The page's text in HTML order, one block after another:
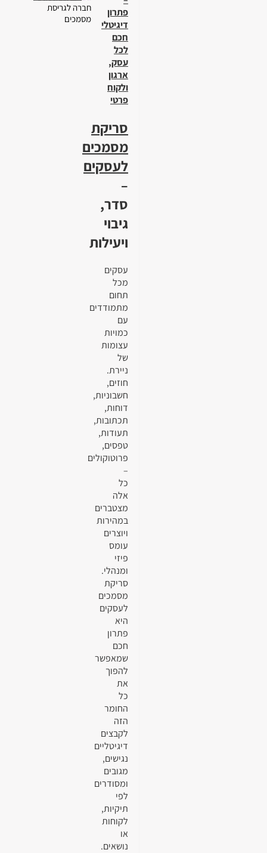
פתרון
דיגיטלי
חכם
לכל
עסק,
ארגון
ולקוח
פרטי
סריקת
מסמכים
לעסקים
–
סדר,
גיבוי
ויעילות
עסקים
מכל
תחום
מתמודדים
עם
כמויות
עצומות
של
ניירת.
חוזים,
חשבוניות,
דוחות,
תכתובות,
תעודות,
טפסים,
פרוטוקולים
–
כל
אלה
מצטברים
במהירות
ויוצרים
עומס
פיזי
ומנהלי.
סריקת
מסמכים
לעסקים
היא
פתרון
חכם
שמאפשר
להפוך
את
כל
החומר
הזה
לקבצים
דיגיטליים
נגישים,
מגובים
ומסודרים
לפי
תיקיות,
לקוחות
או
נושאים.
חברה לגריסת
מסמכים